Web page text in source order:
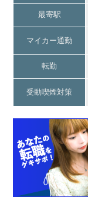
最寄駅
マイカー通勤
転勤
受動喫煙対策